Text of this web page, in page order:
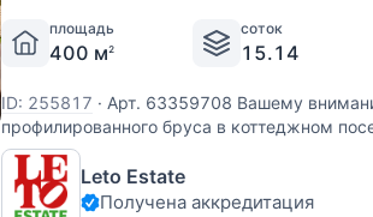
площадь
400 м2
соток
15.14
ID: 255817 · Арт. 63359708 Вашему
профилированного бруса в коттеджном
расположенный в 28 км от МКАД по
леса и вблизи Учинского и Пестовского
Leto Estate
Получена аккредитация